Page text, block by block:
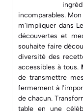
incomparables.
m'impliquer dans
découvertes et
souhaite faire
diversité des
accessibles à tous.
de transmettre
fermement à
de chacun.
table en une